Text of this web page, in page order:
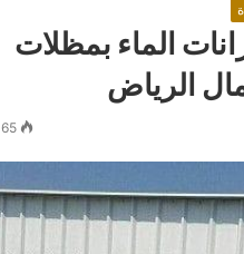
الماء بمظلات
الرياض
65